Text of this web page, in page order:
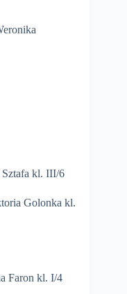
kl. III/6
Golonka kl.
Faron kl. I/4